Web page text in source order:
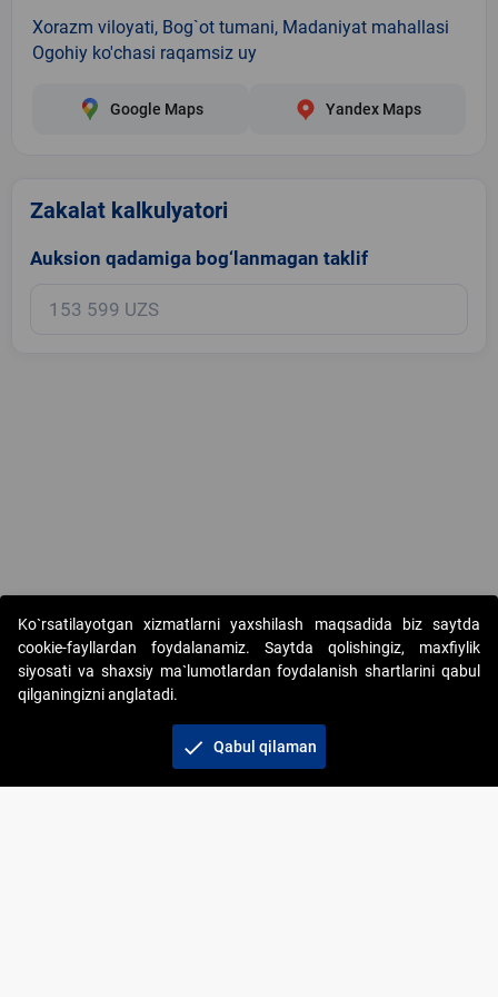
Xorazm viloyati, Bog`ot tumani, Madaniyat mahallasi
Ogohiy ko'chasi raqamsiz uy
Google Maps Yandex Maps
Zakalat kalkulyatori
Auksion qadamiga bog‘lanmagan taklif
Copyright © 2017-2026. "Elektron onlayn-auksionlarni tashkil etish"
AJ. Barcha huquqlar himoyalangan
+998 71 202-21-11
Ko`rsatilayotgan xizmatlarni yaxshilash maqsadida biz saytda
cookie-fayllardan foydalanamiz. Saytda qolishingiz, maxfiylik
siyosati va shaxsiy ma`lumotlardan foydalanish shartlarini qabul
qilganingizni anglatadi.
check Qabul qilaman